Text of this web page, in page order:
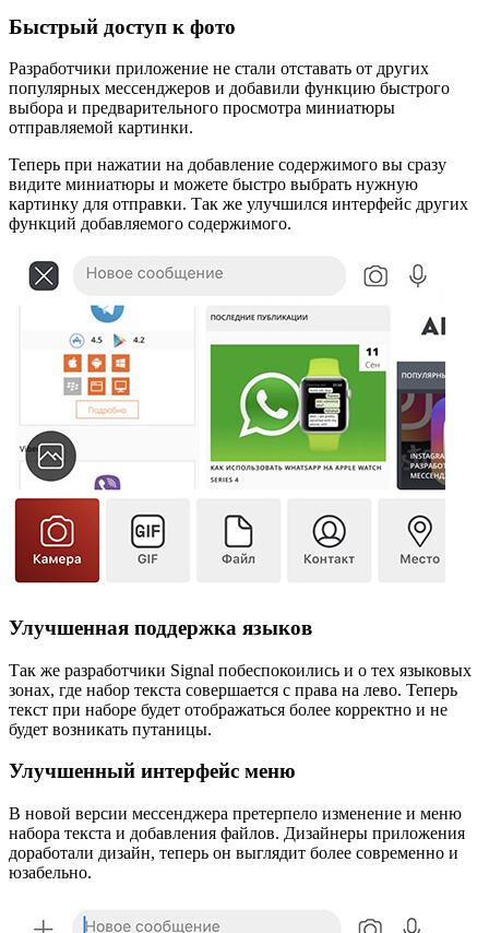
Быстрый доступ к фото
Разработчики приложение не стали отставать от других
популярных мессенджеров и добавили функцию быстрого
выбора и предварительного просмотра миниатюры
отправляемой картинки.
Теперь при нажатии на добавление содержимого вы сразу
видите миниатюры и можете быстро выбрать нужную
картинку для отправки. Так же улучшился интерфейс других
функций добавляемого содержимого.
Улучшенная поддержка языков
Так же разработчики Signal побеспокоились и о тех языковых
зонах, где набор текста совершается с права на лево. Теперь
текст при наборе будет отображаться более корректно и не
будет возникать путаницы.
Улучшенный интерфейс меню
В новой версии мессенджера претерпело изменение и меню
набора текста и добавления файлов. Дизайнеры приложения
доработали дизайн, теперь он выглядит более современно и
юзабельно.